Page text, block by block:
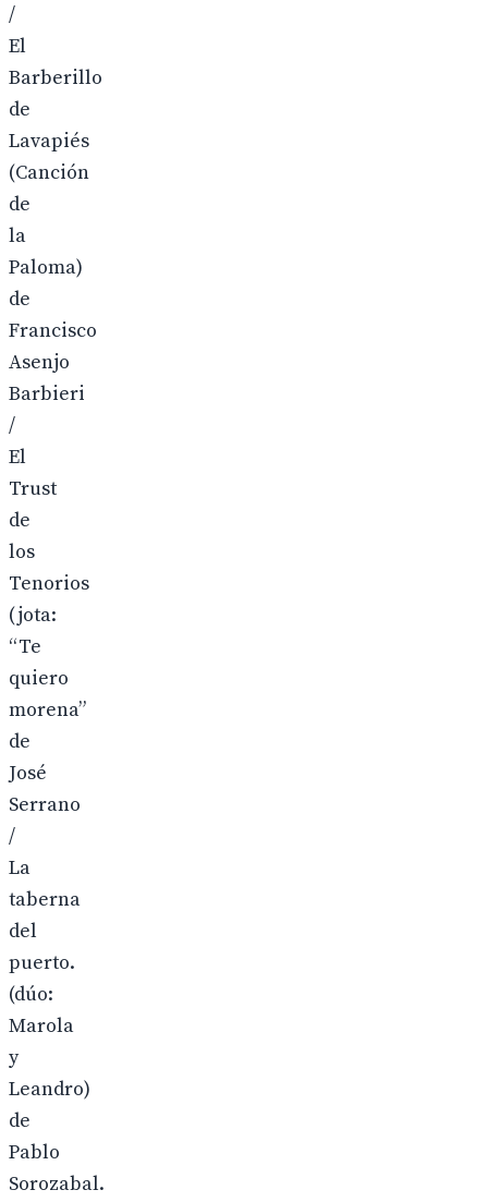
/
El
Barberillo
de
Lavapiés
(Canción
de
la
Paloma)
de
Francisco
Asenjo
Barbieri
/
El
Trust
de
los
Tenorios
(jota:
“Te
quiero
morena”
de
José
Serrano
/
La
taberna
del
puerto.
(dúo:
Marola
y
Leandro)
de
Pablo
Sorozabal.